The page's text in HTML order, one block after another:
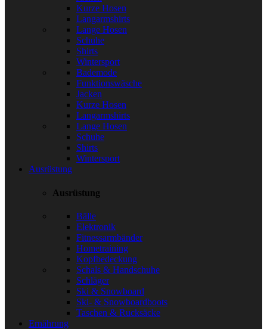
Kurze Hosen
Langarmshirts
Lange Hosen
Schuhe
Shirts
Wintersport
Bademode
Funktionswäsche
Jacken
Kurze Hosen
Langarmshirts
Lange Hosen
Schuhe
Shirts
Wintersport
Ausrüstung
Ausrüstung
Bälle
Elektronik
Fitnessarmbänder
Hometraining
Kopfbedeckung
Schals & Handschuhe
Schläger
Ski & Snowboard
Ski- & Snowboardboots
Taschen & Rucksäcke
Ernährung